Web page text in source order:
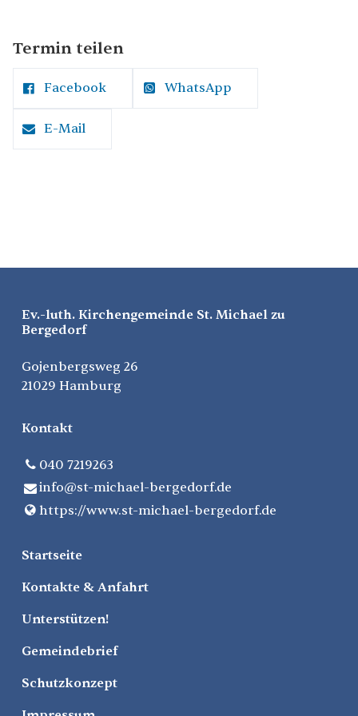
Termin teilen
Facebook WhatsApp
E-Mail
Ev.-luth. Kirchengemeinde St. Michael zu
Bergedorf
Gojenbergsweg 26
21029 Hamburg
Kontakt
040 7219263
info@​st-michael-bergedorf.​de
https://www.​st-michael-bergedorf.​de
Startseite
Kontakte & Anfahrt
Unterstützen!
Gemeindebrief
Schutzkonzept